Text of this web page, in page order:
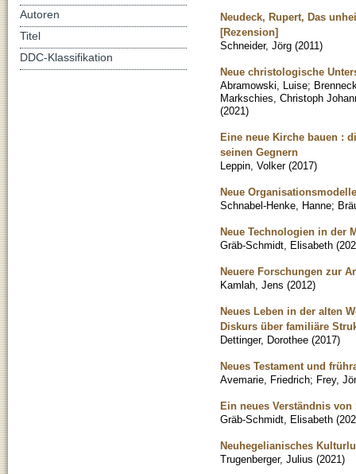
Neudeck, Rupert, Das
[Rezension]
Schneider, Jörg (2011)
Neue christologische
Abramowski, Luise;
Markschies, Christoph
(2021)
Eine neue Kirche bauen :
seinen Gegnern
Leppin, Volker (2017)
Neue
Schnabel-Henke, Hanne;
Neue Technologien in der
Gräb-Schmidt, Elisabeth (
Neuere Forschungen zur
Kamlah, Jens (2012)
Neues Leben in der alten
Diskurs über familiäre
Dettinger, Dorothee (2017)
Neues Testament und
Avemarie, Friedrich; Frey,
Ein neues Verständnis
Gräb-Schmidt, Elisabeth (
Neuhegelianisches
Trugenberger, Julius (2021)
Autoren
Titel
DDC-Klassifikation